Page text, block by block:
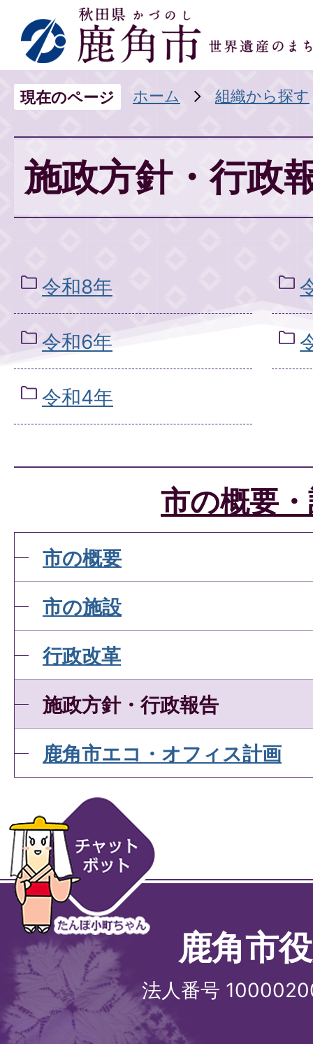
現在のページ ホーム 組織から探す
施政方針・行政
令和8年
令和6年
令和4年
市の概要
市の概要
市の施設
行政改革
施政方針・行政報告
鹿角市エコ・オフィス計画
鹿角市
法人番号